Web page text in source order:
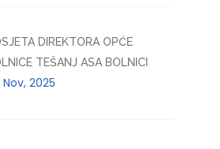
DIREKTORA OPĆE
TEŠANJ ASA BOLNICI
2025